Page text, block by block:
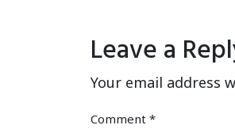
Leave a
Your email address
Comment *